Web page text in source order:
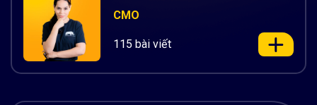
CMO
115 bài viết